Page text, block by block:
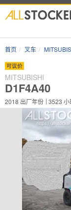
首页 叉车
可议价
MITSUBISHI
D1F4A40
2018 出厂年份 3523 小